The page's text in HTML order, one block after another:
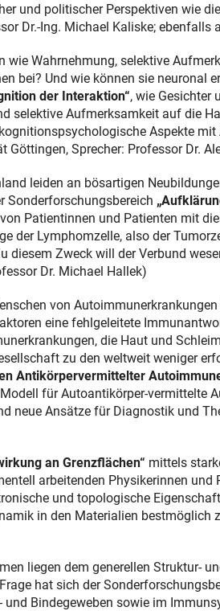
und politischer Perspektiven wie
Dr.-Ing. Michael Kaliske; ebenfalls
wie Wahrnehmung, selektive
bei? Und wie können sie neuronal
der Interaktion“, wie Gesichter
selektive Aufmerksamkeit auf die
Aspekte
Sprecher: Professor Dr.
leiden an bösartigen
Sonderforschungsbereich
Patientinnen und Patienten mit
der Lymphomzelle, also der
diesem Zweck will der Verbund
Dr. Michael Hallek)
von
eine fehlgeleitete
die Haut und
zu den weltweit weniger
Antikörpervermittelter
für Autoantikörper-vermittelte
neue Ansätze für Diagnostik und
an Grenzflächen“ mittels
arbeitenden Physikerinnen
und topologische
in den Materialien bestmöglich
liegen dem generellen Struktur-
hat sich der
Bindegeweben sowie im